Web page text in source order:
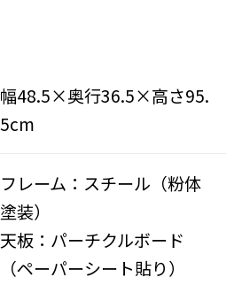
幅48.5×奥行36.5×高さ95.
5cm
フレーム：スチール（粉体
塗装）
天板：パーチクルボード
（ペーパーシート貼り）